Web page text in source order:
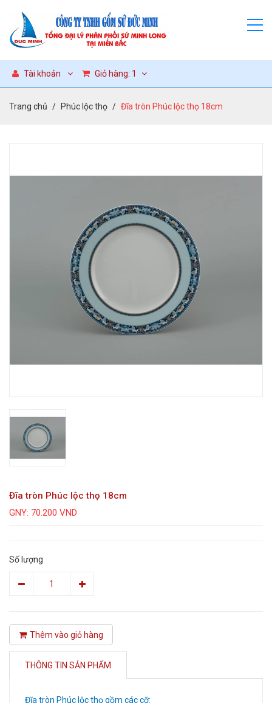
Tài khoản Giỏ hàng: 1
Trang chủ Phúc lộc thọ Đĩa tròn Phúc lộc thọ 18cm
Đĩa tròn Phúc lộc thọ 18cm
GNY: 70.200 VND
Số lượng
Thêm vào giỏ hàng
THÔNG TIN SẢN PHẨM
Đĩa tròn Phúc lộc thọ gồm các cỡ: